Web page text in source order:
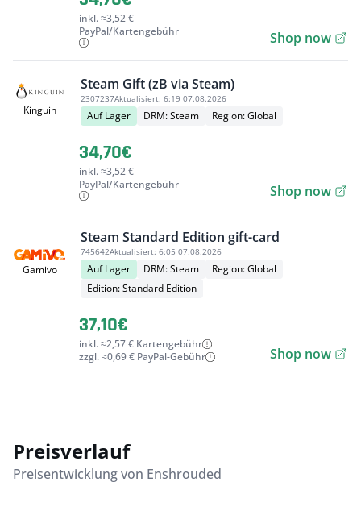
inkl. ≈3,52 €
PayPal/Kartengebühr
Shop now
Kinguin
Steam Gift (zB via Steam)
2307237Aktualisiert: 6:19 07.08.2026
Auf Lager DRM: Steam Region: Global
34,70€
inkl. ≈3,52 €
PayPal/Kartengebühr
Shop now
Gamivo
Steam Standard Edition gift-card
745642Aktualisiert: 6:05 07.08.2026
Auf Lager DRM: Steam
Region: Global
Edition: Standard Edition
37,10€
inkl. ≈2,57 € Kartengebühr
zzgl. ≈0,69 € PayPal-Gebühr
Shop now
Preisverlauf
Preisentwicklung von Enshrouded